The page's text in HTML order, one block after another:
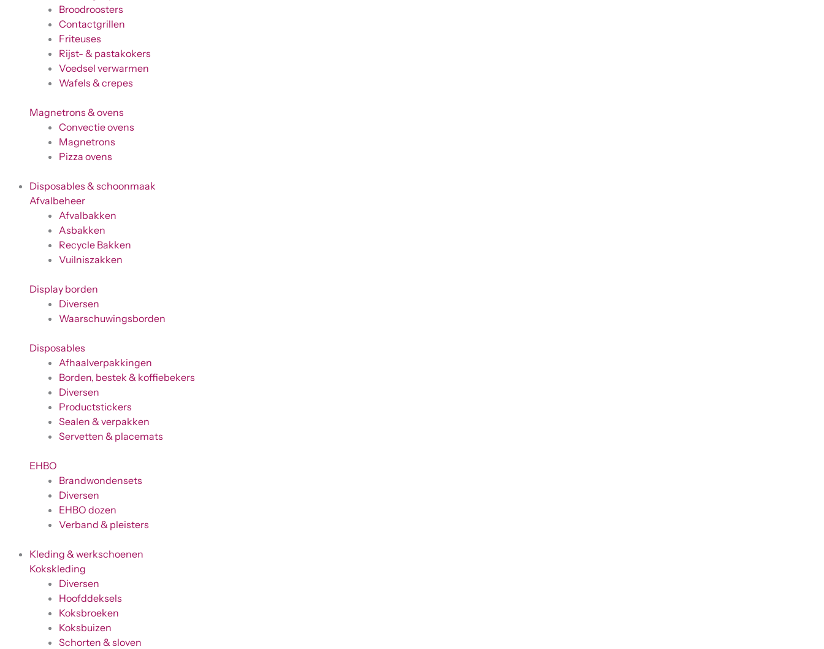
Broodroosters
Contactgrillen
Friteuses
Rijst- & pastakokers
Voedsel verwarmen
Wafels & crepes
Magnetrons & ovens
Convectie ovens
Magnetrons
Pizza ovens
Disposables & schoonmaak
Afvalbeheer
Afvalbakken
Asbakken
Recycle Bakken
Vuilniszakken
Display borden
Diversen
Waarschuwingsborden
Disposables
Afhaalverpakkingen
Borden, bestek & koffiebekers
Diversen
Productstickers
Sealen & verpakken
Servetten & placemats
EHBO
Brandwondensets
Diversen
EHBO dozen
Verband & pleisters
Kleding & werkschoenen
Kokskleding
Diversen
Hoofddeksels
Koksbroeken
Koksbuizen
Schorten & sloven